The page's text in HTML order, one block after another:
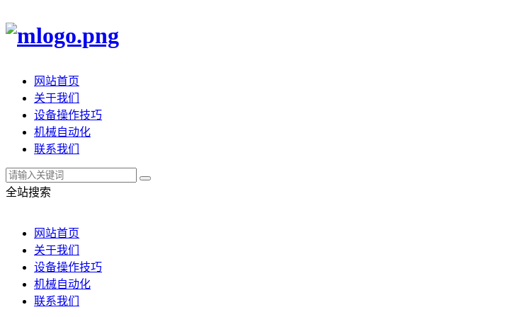
网站首页
关于我们
设备操作技巧
机械自动化
联系我们
全站搜索
网站首页
关于我们
设备操作技巧
机械自动化
联系我们